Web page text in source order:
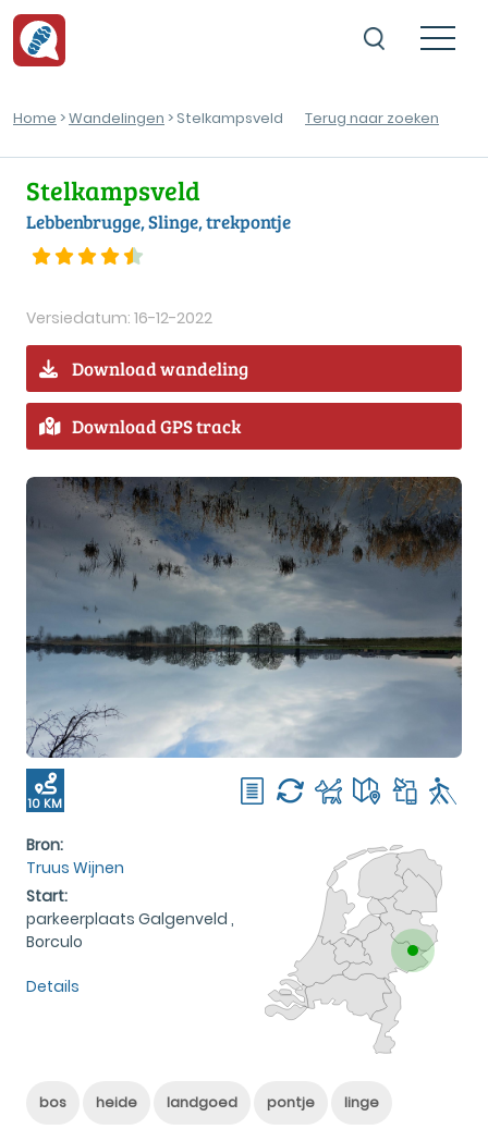
Home >Wandelingen > Stelkampsveld Terug naar zoeken
Stelkampsveld
Lebbenbrugge, Slinge, trekpontje
Versiedatum: 16-12-2022
Download wandeling
Download GPS track
10 KM
Bron:
Truus Wijnen
Start:
parkeerplaats Galgenveld ,
Borculo
Details
bos heide landgoed pontje linge